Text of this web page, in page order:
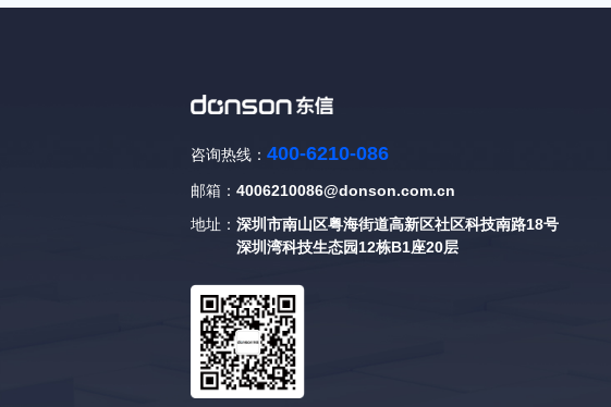
咨询热线： 400-6210-086
邮箱： 4006210086@donson.com.cn
地址： 深圳市南山区粤海街道高新区社区科技南路18号
深圳湾科技生态园12栋B1座20层